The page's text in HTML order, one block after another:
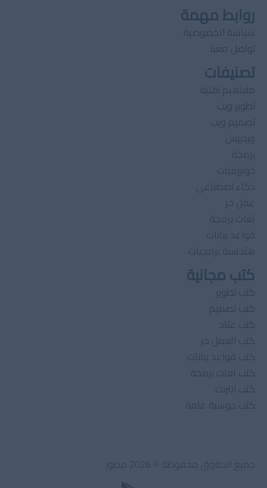
روابط مهمة
سياسة الخصوصية
تواصل معنا
تصنيفات
مفاهيم تقنية
تطوير ويب
تصميم ويب
وردبرس
برمجة
خوارزميات
ذكاء اصطناعى
عمل حر
لغات برمجة
قواعد بيانات
هندسىة برمجيات
كتب مجانية
كتب تطوير
كتب تصميم
كتب عتاد
كتب العمل حر
كتب قواعد بيانات
كتب لغات برمجة
كتب انترنت
كتب حوسبة عامة